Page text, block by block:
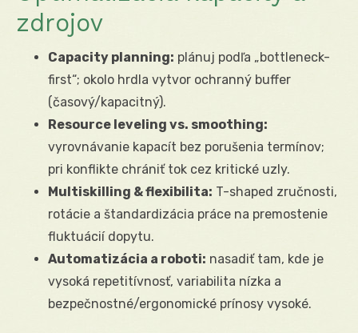
zdrojov
Capacity planning: plánuj podľa „bottleneck-
first“; okolo hrdla vytvor ochranný buffer
(časový/kapacitný).
Resource leveling vs. smoothing:
vyrovnávanie kapacít bez porušenia termínov;
pri konflikte chrániť tok cez kritické uzly.
Multiskilling & flexibilita: T-shaped zručnosti,
rotácie a štandardizácia práce na premostenie
fluktuácií dopytu.
Automatizácia a roboti: nasadiť tam, kde je
vysoká repetitívnosť, variabilita nízka a
bezpečnostné/ergonomické prínosy vysoké.